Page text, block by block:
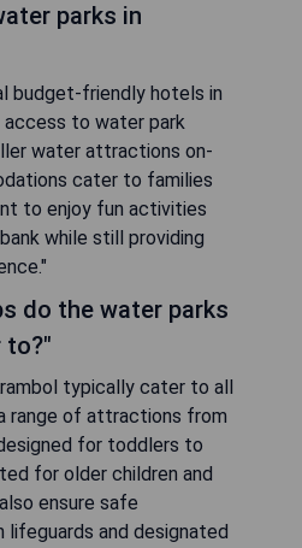
parks in
budget-friendly hotels in
to water park
water attractions on-
cater to families
to enjoy fun activities
while still providing
do the water parks
to?"
typically cater to all
range of attractions from
for toddlers to
for older children and
ensure safe
lifeguards and designated